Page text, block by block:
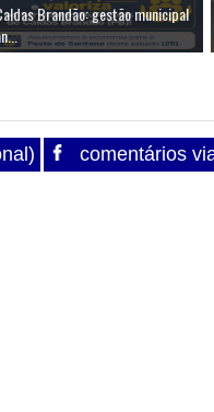
Brandão: gestão municipal
comentários